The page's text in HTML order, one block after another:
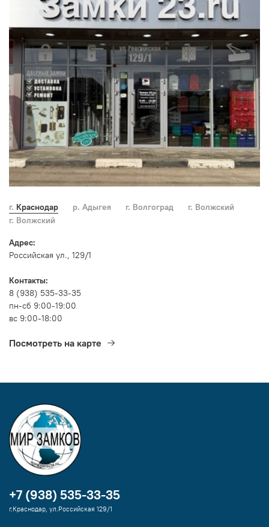
г. Краснодар р. Адыгея г. Волгоград
г. Волжский
г. Волжский
Адрес:
Российская ул., 129/1
Контакты:
8 (938) 535-33-35
пн-сб 9:00-19:00
вс 9:00-18:00
Посмотреть на карте
+7 (938) 535-33-35
г.Краснодар, ул.Российская 129/1